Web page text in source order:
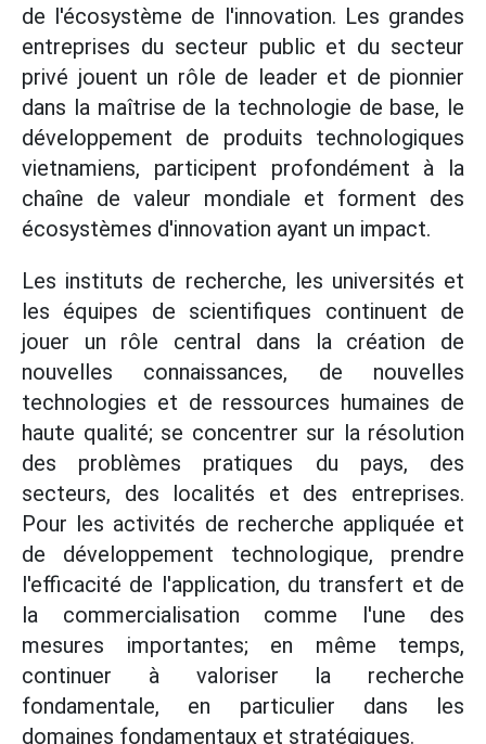
de l'écosystème de l'innovation. Les grandes
entreprises du secteur public et du secteur
privé jouent un rôle de leader et de pionnier
dans la maîtrise de la technologie de base, le
développement de produits technologiques
vietnamiens, participent profondément à la
chaîne de valeur mondiale et forment des
écosystèmes d'innovation ayant un impact.
Les instituts de recherche, les universités et
les équipes de scientifiques continuent de
jouer un rôle central dans la création de
nouvelles connaissances, de nouvelles
technologies et de ressources humaines de
haute qualité; se concentrer sur la résolution
des problèmes pratiques du pays, des
secteurs, des localités et des entreprises.
Pour les activités de recherche appliquée et
de développement technologique, prendre
l'efficacité de l'application, du transfert et de
la commercialisation comme l'une des
mesures importantes; en même temps,
continuer à valoriser la recherche
fondamentale, en particulier dans les
domaines fondamentaux et stratégiques.